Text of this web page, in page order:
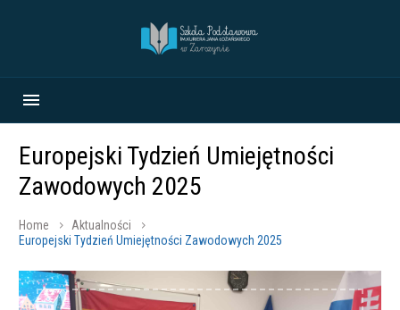
Europejski Tydzień Umiejętności
Zawodowych 2025
Home
Aktualności
Europejski Tydzień Umiejętności Zawodowych 2025